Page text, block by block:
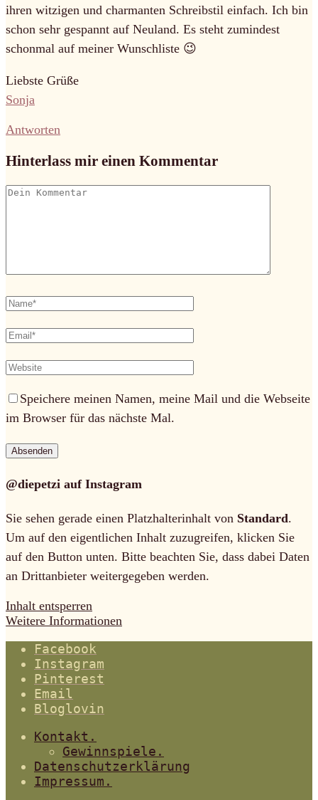
ihren witzigen und charmanten Schreibstil einfach. Ich bin
schon sehr gespannt auf Neuland. Es steht zumindest
schonmal auf meiner Wunschliste 😉
Liebste Grüße
Sonja
Antworten
Hinterlass mir einen Kommentar
Speichere meinen Namen, meine Mail und die Webseite
im Browser für das nächste Mal.
@diepetzi auf Instagram
Sie sehen gerade einen Platzhalterinhalt von Standard.
Um auf den eigentlichen Inhalt zuzugreifen, klicken Sie
auf den Button unten. Bitte beachten Sie, dass dabei Daten
an Drittanbieter weitergegeben werden.
Inhalt entsperren
Weitere Informationen
Facebook
Instagram
Pinterest
Email
Bloglovin
Kontakt.
Gewinnspiele.
Datenschutzerklärung
Impressum.